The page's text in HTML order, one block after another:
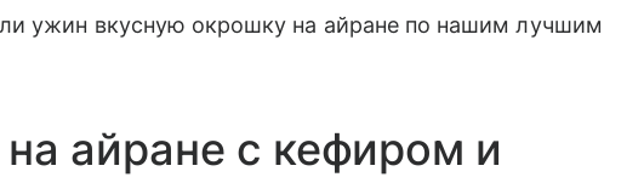
ужин вкусную окрошку на айране по нашим лучшим
айране с кефиром и